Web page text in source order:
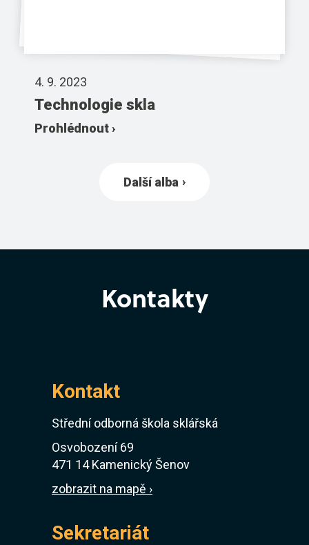
4. 9. 2023
Technologie skla
Prohlédnout ›
Další alba
Kontakty
Kontakt
Střední odborná škola sklářská
Osvobození 69
471 14 Kamenický Šenov
zobrazit na mapě ›
Sekretariát